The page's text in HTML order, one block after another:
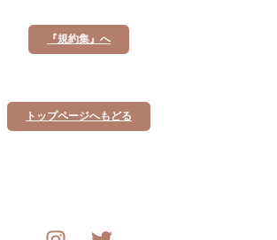
『規約集』へ
トップページへもどる